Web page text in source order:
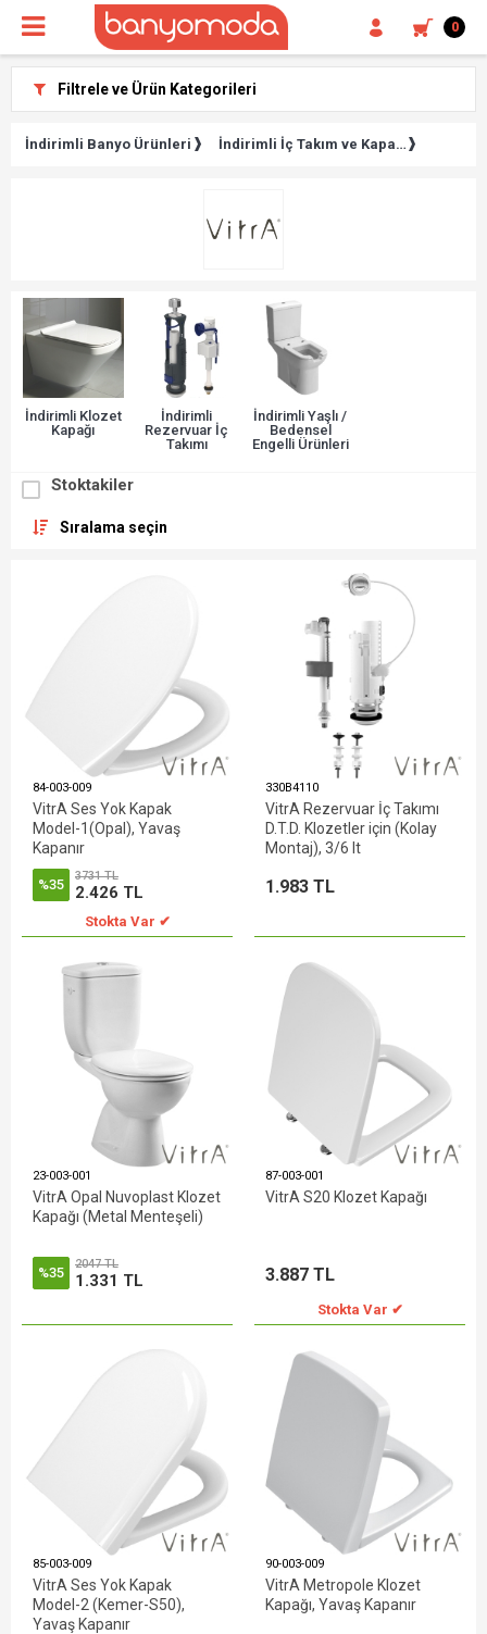
0
Filtrele ve Ürün Kategorileri
İndirimli Banyo Ürünleri İndirimli İç Takım ve Kapaklar
İndirimli Klozet
Kapağı
İndirimli
Rezervuar İç
Takımı
İndirimli Yaşlı /
Bedensel
Engelli Ürünleri
Stoktakiler
Sıralama seçin
84-003-009
VitrA Ses Yok Kapak
Model-1(Opal), Yavaş
Kapanır
%35
3731 TL
2.426 TL
Stokta Var ✔
330B4110
VitrA Rezervuar İç Takımı
D.T.D. Klozetler için (Kolay
Montaj), 3/6 lt
1.983 TL
23-003-001
VitrA Opal Nuvoplast Klozet
Kapağı (Metal Menteşeli)
%35
2047 TL
1.331 TL
87-003-001
VitrA S20 Klozet Kapağı
3.887 TL
Stokta Var ✔
85-003-009
VitrA Ses Yok Kapak
Model-2 (Kemer-S50),
Yavaş Kapanır
90-003-009
VitrA Metropole Klozet
Kapağı, Yavaş Kapanır